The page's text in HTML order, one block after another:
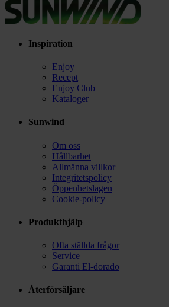
Inspiration
Enjoy
Recept
Enjoy Club
Kataloger
Sunwind
Om oss
Hållbarhet
Allmänna villkor
Integritetspolicy
Öppenhetslagen
Cookie-policy
Produkthjälp
Ofta ställda frågor
Service
Garanti El-dorado
Återförsäljare